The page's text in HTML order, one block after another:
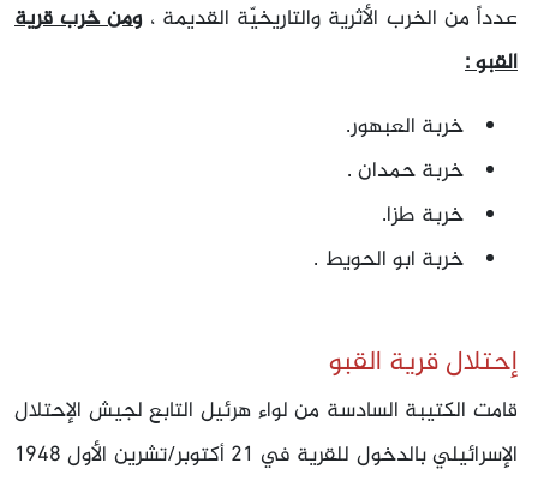
عدداً من الخرب الأثرية والتاريخيّة القديمة ،ومن خرب قرية
القبو :
خربة العبهور.
خربة حمدان .
خربة طزا.
خربة ابو الحويط .
إحتلال قرية القبو
قامت الكتيبة السادسة من لواء هرئيل التابع لجيش الإحتلال
الإسرائيلي بالدخول للقرية في
21‏ أكتوبر/تشرين الأول 1948